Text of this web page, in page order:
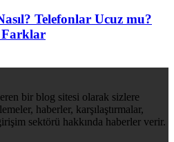
Telefonlar Ucuz mu?
Farklar
bir blog sitesi olarak sizlere
haberler, karşılaştırmalar,
sektörü hakkında haberler verir.